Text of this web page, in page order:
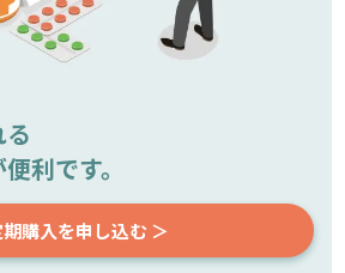
利です。
期購入を申し込む ＞